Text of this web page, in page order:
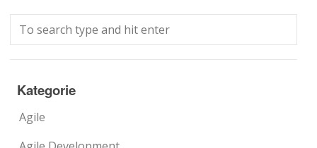
Kategorie
Agile